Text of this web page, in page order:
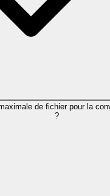
de fichier pour la
?